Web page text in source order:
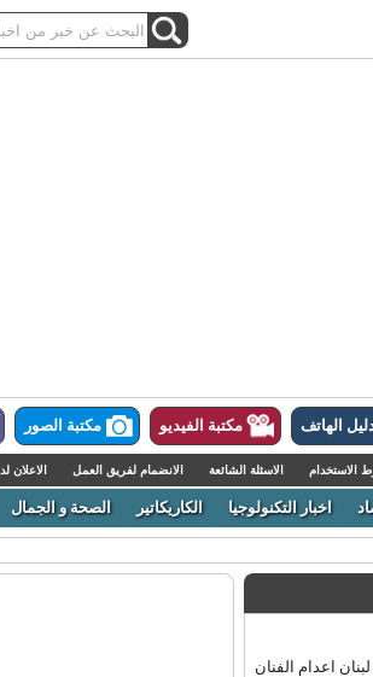
الهاتف مكتبة الفيديو مكتبة الصور
الاسئلة الشائعة الانضمام لفريق العمل الاعلان لدينا
اخبار التكنولوجيا الكاريكاتير الصحة و الجمال
اعدام الفنان